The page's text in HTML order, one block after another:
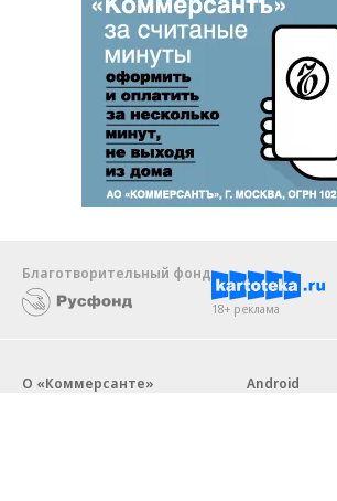
Благотворительный фонд
18+ реклама
О «Коммерсанте»
Android